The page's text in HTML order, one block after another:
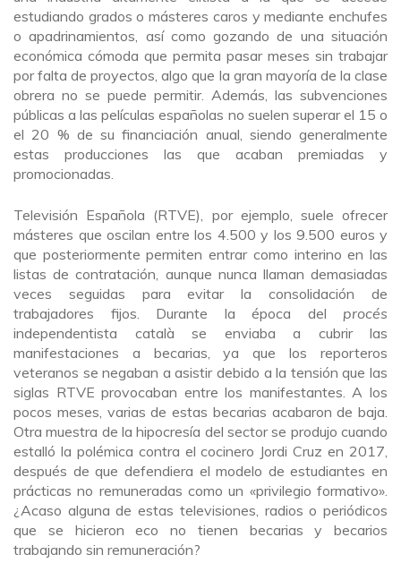
estudiando grados o másteres caros y mediante enchufes
o apadrinamientos, así como gozando de una situación
económica cómoda que permita pasar meses sin trabajar
por falta de proyectos, algo que la gran mayoría de la clase
obrera no se puede permitir. Además, las subvenciones
públicas a las películas españolas no suelen superar el 15 o
el 20 % de su financiación anual, siendo generalmente
estas producciones las que acaban premiadas y
promocionadas.
Televisión Española (RTVE), por ejemplo, suele ofrecer
másteres que oscilan entre los 4.500 y los 9.500 euros y
que posteriormente permiten entrar como interino en las
listas de contratación, aunque nunca llaman demasiadas
veces seguidas para evitar la consolidación de
trabajadores fijos. Durante la época del procés
independentista català se enviaba a cubrir las
manifestaciones a becarias, ya que los reporteros
veteranos se negaban a asistir debido a la tensión que las
siglas RTVE provocaban entre los manifestantes. A los
pocos meses, varias de estas becarias acabaron de baja.
Otra muestra de la hipocresía del sector se produjo cuando
estalló la polémica contra el cocinero Jordi Cruz en 2017,
después de que defendiera el modelo de estudiantes en
prácticas no remuneradas como un «privilegio formativo».
¿Acaso alguna de estas televisiones, radios o periódicos
que se hicieron eco no tienen becarias y becarios
trabajando sin remuneración?